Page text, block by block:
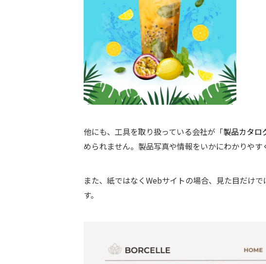
他にも、工具を取り扱っている会社が「製品カタロ
められません。製品写真や情報をいかにわかりや
また、紙ではなくWebサイトの場合、見た目だけ
す。